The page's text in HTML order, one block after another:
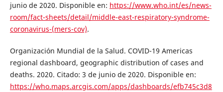
junio de 2020. Disponible en: https://www.who.int/es/news-
room/fact-sheets/detail/middle-east-respiratory-syndrome-
coronavirus-(mers-cov).
Organización Mundial de la Salud. COVID-19 Americas
regional dashboard, geographic distribution of cases and
deaths. 2020. Citado: 3 de junio de 2020. Disponible en:
https://who.maps.arcgis.com/apps/dashboards/efb745c3d8